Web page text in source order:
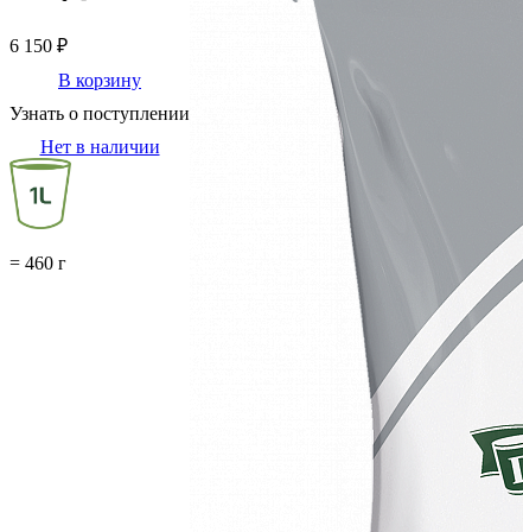
6 150 ₽
В корзину
Узнать о поступлении
Нет в наличии
= 460 г